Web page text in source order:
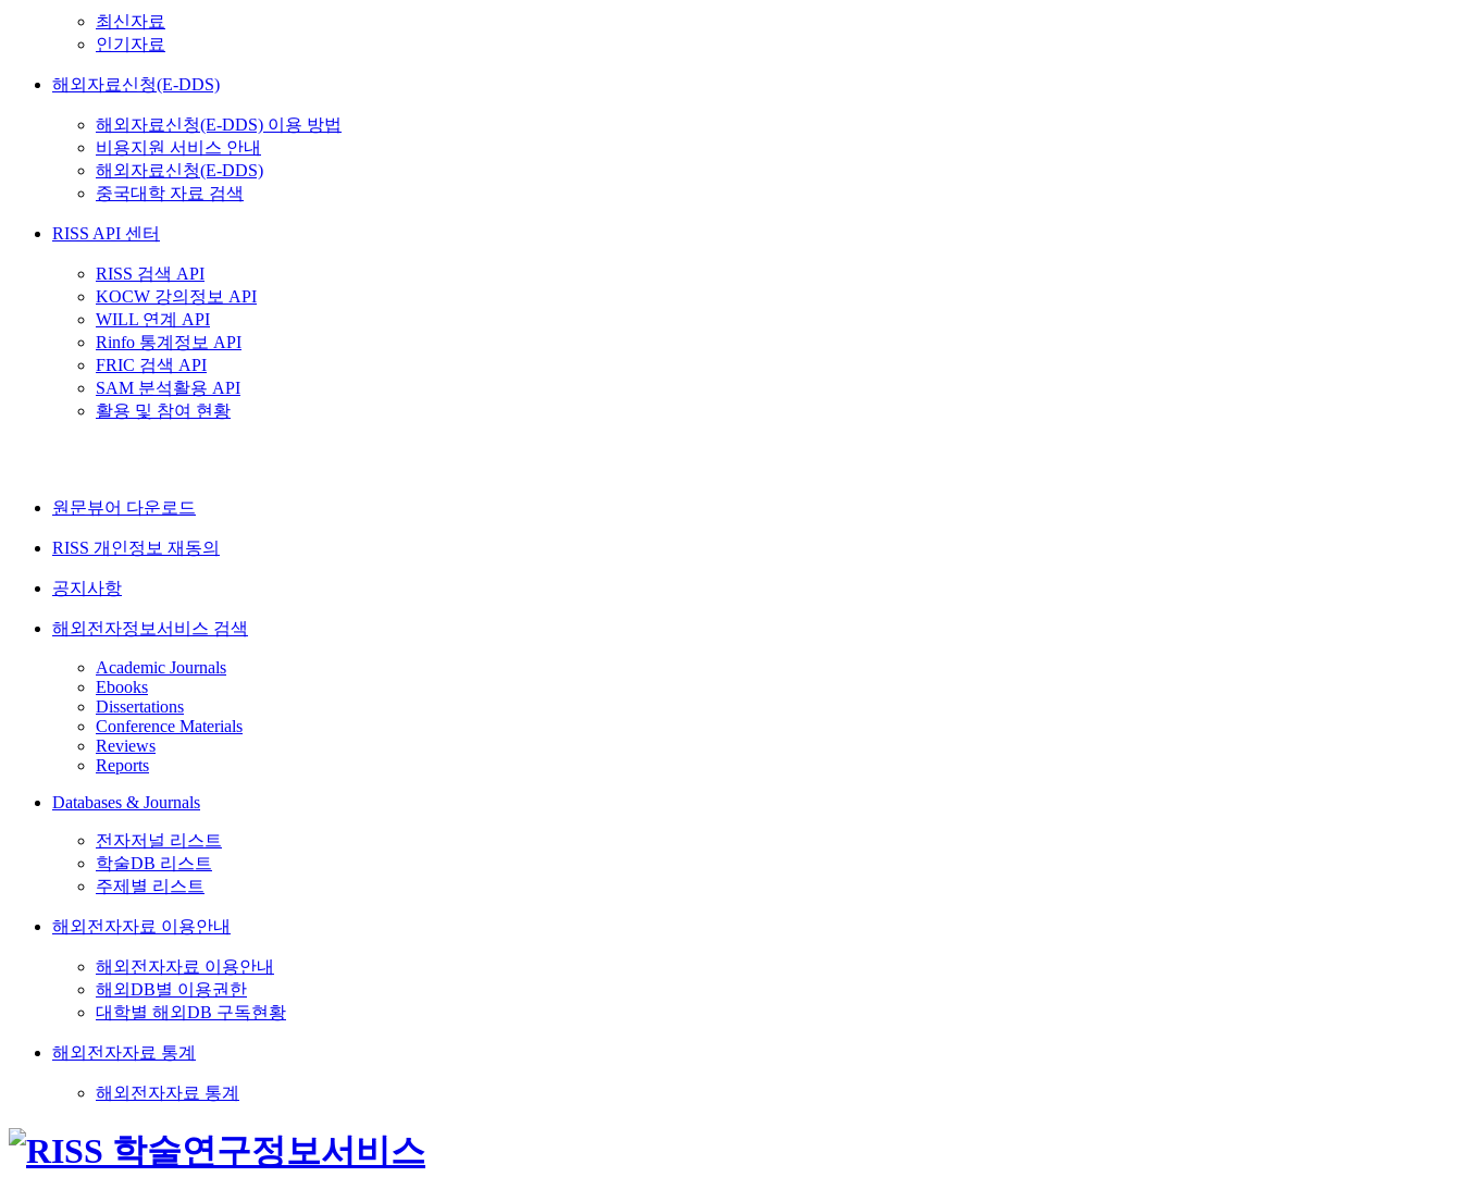
최신자료
인기자료
해외자료신청(E-DDS)
해외자료신청(E-DDS) 이용 방법
비용지원 서비스 안내
해외자료신청(E-DDS)
중국대학 자료 검색
RISS API 센터
RISS 검색 API
KOCW 강의정보 API
WILL 연계 API
Rinfo 통계정보 API
FRIC 검색 API
SAM 분석활용 API
활용 및 참여 현황
원문뷰어 다운로드
RISS 개인정보 재동의
공지사항
해외전자정보서비스 검색
Academic Journals
Ebooks
Dissertations
Conference Materials
Reviews
Reports
Databases & Journals
전자저널 리스트
학술DB 리스트
주제별 리스트
해외전자자료 이용안내
해외전자자료 이용안내
해외DB별 이용권한
대학별 해외DB 구독현황
해외전자자료 통계
해외전자자료 통계